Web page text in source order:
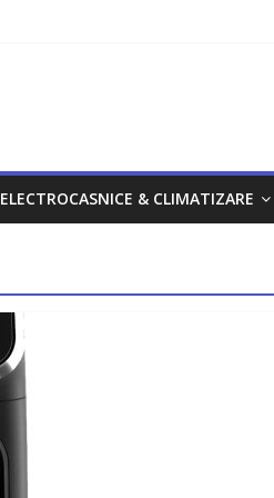
ELECTROCASNICE & CLIMATIZARE